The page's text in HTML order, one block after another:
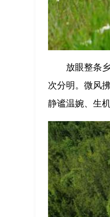
放眼整条
次分明。微风
静谧温婉、生